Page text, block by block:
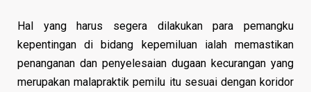
Hal yang harus segera dilakukan para pemangku
kepentingan di bidang kepemiluan ialah memastikan
penanganan dan penyelesaian dugaan kecurangan yang
merupakan malapraktik pemilu itu sesuai dengan koridor